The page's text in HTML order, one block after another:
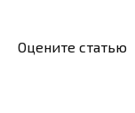
Оцените статью